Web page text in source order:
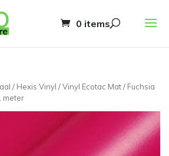
0 items
/ Hexis Vinyl /Vinyl Ecotac Mat/ Fuchsia
meter